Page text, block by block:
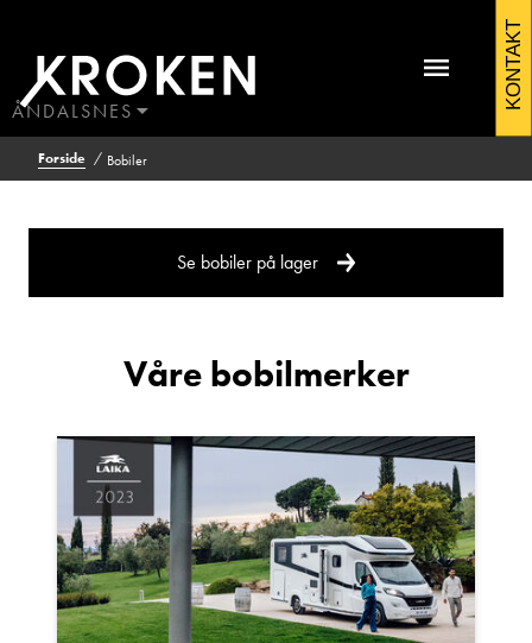
ÅNDALSNES
BODØ
HAUGALAND
KONTAKT
Forside Bobiler
Kontakt Åndalsnes
Ole Johan Wenge
Avdelingsleder
Vis epost
Se bobiler på lager
Våre bobilmerker